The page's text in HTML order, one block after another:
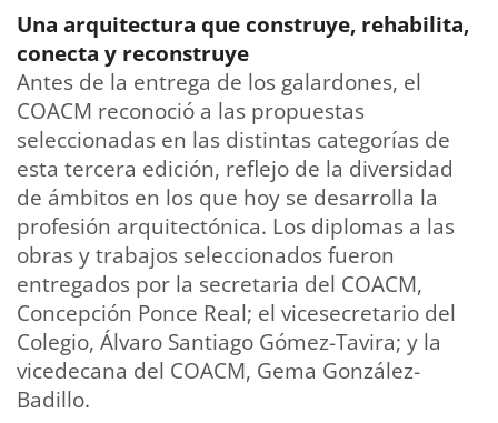
Una arquitectura que construye, rehabilita,
conecta y reconstruye
Antes de la entrega de los galardones, el
COACM reconoció a las propuestas
seleccionadas en las distintas categorías de
esta tercera edición, reflejo de la diversidad
de ámbitos en los que hoy se desarrolla la
profesión arquitectónica. Los diplomas a las
obras y trabajos seleccionados fueron
entregados por la secretaria del COACM,
Concepción Ponce Real; el vicesecretario del
Colegio, Álvaro Santiago Gómez-Tavira; y la
vicedecana del COACM, Gema González-
Badillo.